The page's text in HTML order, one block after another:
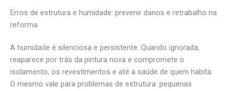
Erros de estrutura e humidade: prevenir danos e retrabalho na
reforma
A humidade é silenciosa e persistente. Quando ignorada,
reaparece por trás da pintura nova e compromete o
isolamento, os revestimentos e até a saúde de quem habita.
O mesmo vale para problemas de estrutura: pequenas